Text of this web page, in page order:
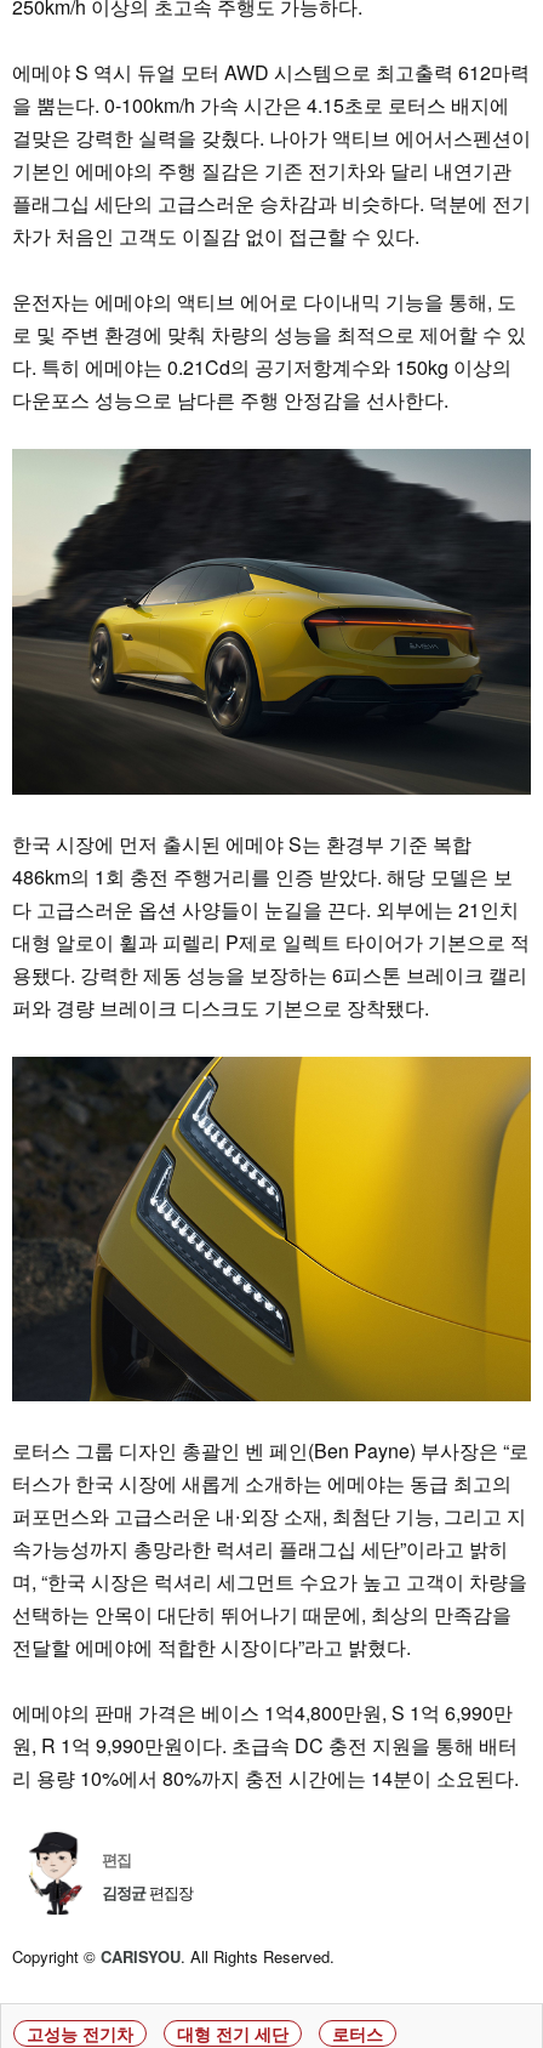
250km/h 이상의 초고속 주행도 가능하다.
에메야 S 역시 듀얼 모터 AWD 시스템으로 최고출력 612마력
을 뿜는다. 0-100km/h 가속 시간은 4.15초로 로터스 배지에
걸맞은 강력한 실력을 갖췄다. 나아가 액티브 에어서스펜션이
기본인 에메야의 주행 질감은 기존 전기차와 달리 내연기관
플래그십 세단의 고급스러운 승차감과 비슷하다. 덕분에 전기
차가 처음인 고객도 이질감 없이 접근할 수 있다.
운전자는 에메야의 액티브 에어로 다이내믹 기능을 통해, 도
로 및 주변 환경에 맞춰 차량의 성능을 최적으로 제어할 수 있
다. 특히 에메야는 0.21Cd의 공기저항계수와 150kg 이상의
다운포스 성능으로 남다른 주행 안정감을 선사한다.
한국 시장에 먼저 출시된 에메야 S는 환경부 기준 복합
486km의 1회 충전 주행거리를 인증 받았다. 해당 모델은 보
다 고급스러운 옵션 사양들이 눈길을 끈다. 외부에는 21인치
대형 알로이 휠과 피렐리 P제로 일렉트 타이어가 기본으로 적
용됐다. 강력한 제동 성능을 보장하는 6피스톤 브레이크 캘리
퍼와 경량 브레이크 디스크도 기본으로 장착됐다.
로터스 그룹 디자인 총괄인 벤 페인(Ben Payne) 부사장은 “로
터스가 한국 시장에 새롭게 소개하는 에메야는 동급 최고의
퍼포먼스와 고급스러운 내∙외장 소재, 최첨단 기능, 그리고 지
속가능성까지 총망라한 럭셔리 플래그십 세단”이라고 밝히
며, “한국 시장은 럭셔리 세그먼트 수요가 높고 고객이 차량을
선택하는 안목이 대단히 뛰어나기 때문에, 최상의 만족감을
전달할 에메야에 적합한 시장이다”라고 밝혔다.
에메야의 판매 가격은 베이스 1억4,800만원, S 1억 6,990만
원, R 1억 9,990만원이다. 초급속 DC 충전 지원을 통해 배터
리 용량 10%에서 80%까지 충전 시간에는 14분이 소요된다.
편집
김정균편집장
Copyright © CARISYOU. All Rights Reserved.
고성능 전기차 대형 전기 세단
로터스